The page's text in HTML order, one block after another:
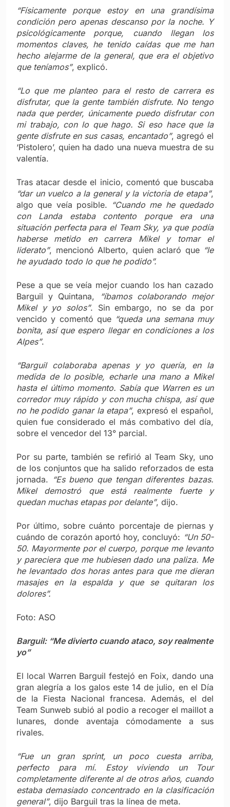
“Físicamente porque estoy en una grandísima
condición pero apenas descanso por la noche. Y
psicológicamente porque, cuando llegan los
momentos claves, he tenido caídas que me han
hecho alejarme de la general, que era el objetivo
que teníamos”, explicó.
“Lo que me planteo para el resto de carrera es
disfrutar, que la gente también disfrute. No tengo
nada que perder, únicamente puedo disfrutar con
mi trabajo, con lo que hago. Si eso hace que la
gente disfrute en sus casas, encantado”, agregó el
‘Pistolero’, quien ha dado una nueva muestra de su
valentía.
Tras atacar desde el inicio, comentó que buscaba
“dar un vuelco a la general y la victoria de etapa”,
algo que veía posible. “Cuando me he quedado
con Landa estaba contento porque era una
situación perfecta para el Team Sky, ya que podía
haberse metido en carrera Mikel y tomar el
liderato”, mencionó Alberto, quien aclaró que “le
he ayudado todo lo que he podido”.
Pese a que se veía mejor cuando los han cazado
Barguil y Quintana,
“íbamos colaborando mejor
Mikel y yo solos”. Sin embargo, no se da por
vencido y comentó que “queda una semana muy
bonita, así que espero llegar en condiciones a los
Alpes”.
“Barguil colaboraba apenas y yo quería, en la
medida de lo posible, echarle una mano a Mikel
hasta el último momento. Sabía que Warren es un
corredor muy rápido y con mucha chispa, así que
no he podido ganar la etapa”, expresó el español,
quien fue considerado el más combativo del día,
sobre el vencedor del 13° parcial.
Por su parte, también se refirió al Team Sky, uno
de los conjuntos que ha salido reforzados de esta
jornada. “Es bueno que tengan diferentes bazas.
Mikel demostró que está realmente fuerte y
quedan muchas etapas por delante”, dijo.
Por último, sobre cuánto porcentaje de piernas y
cuándo de corazón aportó hoy, concluyó: “Un 50-
50. Mayormente por el cuerpo, porque me levanto
y pareciera que me hubiesen dado una paliza. Me
he levantado dos horas antes para que me dieran
masajes en la espalda y que se quitaran los
dolores”.
Foto: ASO
Barguil: “Me divierto cuando ataco, soy realmente
yo”
El local Warren Barguil festejó en Foix, dando una
gran alegría a los galos este 14 de julio, en el Día
de la Fiesta Nacional francesa. Además, el del
Team Sunweb subió al podio a recoger el maillot a
lunares, donde aventaja cómodamente a sus
rivales.
“Fue un gran sprint, un poco cuesta arriba,
perfecto para mí. Estoy viviendo un Tour
completamente diferente al de otros años, cuando
estaba demasiado concentrado en la clasificación
general”, dijo Barguil tras la línea de meta.